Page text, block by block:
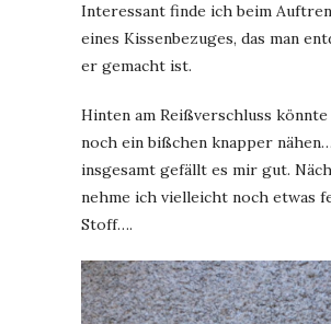
Interessant finde ich beim
eines Kissenbezuges, das man
er gemacht ist.
Hinten am Reißverschluss könnte
noch ein bißchen knapper
insgesamt gefällt es mir gut.
nehme ich vielleicht noch etwas
Stoff….